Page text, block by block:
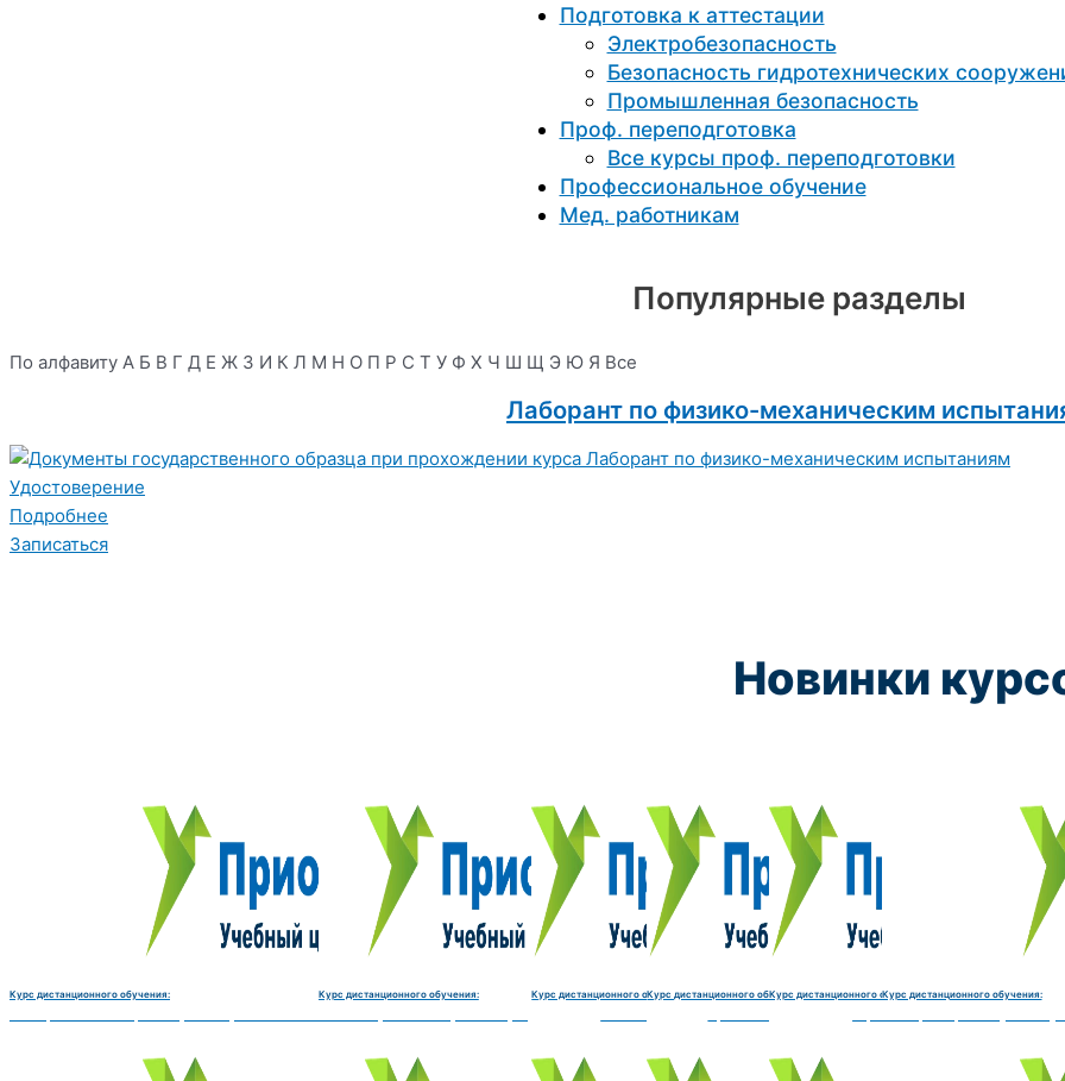
Подготовка к aттестации
Электробезопасность
Безопасность гидротехнических
Промышленная безопасность
Проф. переподготовка
Все курсы проф. переподготовки
Профессиональное обучение
Мед. работникам
Популярные разделы
По алфавиту А Б В Г Д Е Ж З И К Л М Н О П Р С Т У Ф Х Ч Ш Щ Э Ю Я Все
Лаборант по физико-механическим
Удостоверение
Подробнее
Записаться
Новинки
Курс дистанционного обучения:
Курс обучения:
Электромеханик по ремонту и обслуживанию
9800 руб.
Курс дистанционного обучения:
Курс обучения:
Чистильщик металла, отливок, изделий и
9800 руб.
Курс дистанционного обучения:
Штамповщик-180 часов
9800 руб.
Курс дистанционного обучения:
Курс
Курс дистанционного обучения:Курс дистанционного обучения: